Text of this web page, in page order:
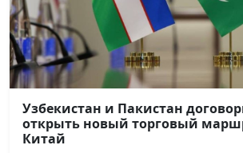
Узбекистан и Пакистан
открыть новый торговый
Китай